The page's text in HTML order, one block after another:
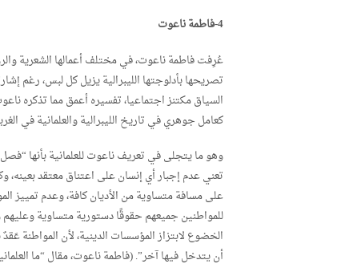
4-فاطمة ناعوت
عُرِفت فاطمة ناعوت، في مختلف أعمالها الشعرية
تصريحها بأدلوجتها الليبرالية يزيل كل لبس، رغم
السياق مكتنز اجتماعيا، تفسيره أعمق مما تذكره
كعامل جوهري في تاريخ الليبرالية والعلمانية في
وهو ما يتجلى في تعريف ناعوت للعلمانية بأنها
تعني عدم إجبار أي إنسان على اعتناق معتقد
على مسافة متساوية من الأديان كافة، وعدم تمييز
للمواطنين جميعهم حقوقًا دستورية متساوية
الخضوع لابتزاز المؤسسات الدينية، لأن المواطنة
أن يتدخل فيها آخر”. (فاطمة ناعوت، مقال “ما